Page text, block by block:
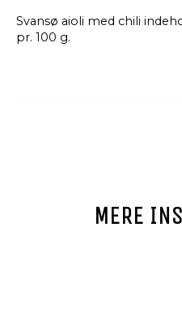
Svansø aioli med chili
pr. 100 g.
MERE